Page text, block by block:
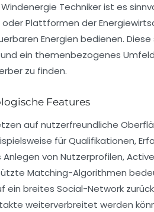
Techniker ist es
Plattformen der
Energien bedienen.
ein themenbezogenes
zu finden.
Features
auf nutzerfreundliche
für Qualifikationen,
Anlegen von Nutzerprofilen,
Matching-Algorithmen
ein breites Social-Network
weiterverbreitet werden